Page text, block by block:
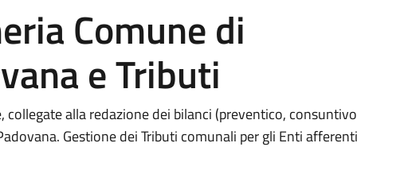
Comune di
e Tributi
collegate alla redazione dei bilanci (preventico, consuntivo
Gestione dei Tributi comunali per gli Enti afferenti